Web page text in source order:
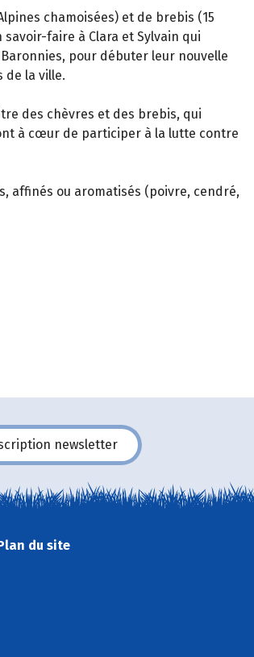
chamoisées) et de brebis (15
faire à Clara et Sylvain qui
pour débuter leur nouvelle
de la ville.
des chèvres et des brebis, qui
à cœur de participer à la lutte contre
affinés ou aromatisés (poivre, cendré,
newsletter
du site